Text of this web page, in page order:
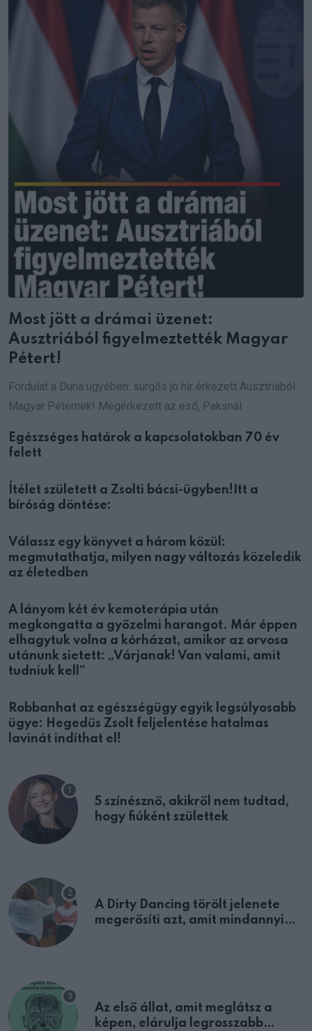
Most jött a drámai üzenet:
Ausztriából figyelmeztették Magyar
Pétert!
Fordulat a Duna ügyében: sürgős jó hír érkezett Ausztriából
Magyar Péternek! Megérkezett az eső, Paksnál
Egészséges határok a kapcsolatokban 70 év
felett
Ítélet született a Zsolti bácsi-ügyben!Itt a
bíróság döntése:
Válassz egy könyvet a három közül:
megmutathatja, milyen nagy változás közeledik
az életedben
A lányom két év kemoterápia után
megkongatta a győzelmi harangot. Már éppen
elhagytuk volna a kórházat, amikor az orvosa
utánunk sietett: „Várjanak! Van valami, amit
tudniuk kell”
Robbanhat az egészségügy egyik legsúlyosabb
ügye: Hegedűs Zsolt feljelentése hatalmas
lavinát indíthat el!
5 színésznő, akikről nem tudtad,
hogy fiúként születtek
A Dirty Dancing törölt jelenete
megerősíti azt, amit mindannyian
Az első állat, amit meglátsz a
képen, elárulja legrosszabb